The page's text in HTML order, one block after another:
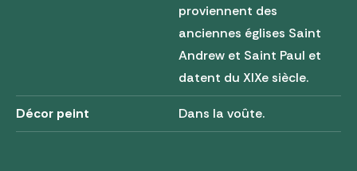
proviennent des
anciennes églises Saint
Andrew et Saint Paul et
datent du XIXe siècle.
Décor peint Dans la voûte.